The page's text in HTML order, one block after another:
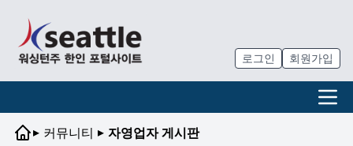
로그인 회원가입
▸ 커뮤니티 ▸ 자영업자 게시판